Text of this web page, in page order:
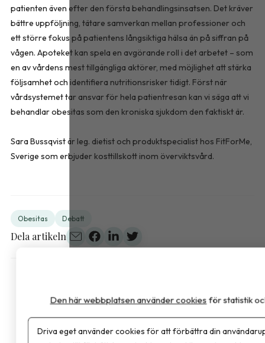
patienten även efter den första behandlingsinsatsen. Det kräver
bättre uppföljning, tätare samverkan mellan professioner och
ett större fokus på patientens långsiktiga hälsa än på siffran på
vågen. Apoteket kan spela en avgörande roll i det arbetet – som
en av vårdens mest tillgängliga aktörer, med möjlighet att stärka
följsamhet och identifiera nutritionsrisker tidigt. Först när
vårdsystemet tar ansvar för hela patientresan kan vi säga att vi
behandlar obesitas som den kroniska sjukdom den faktiskt är.
Sara Bussqvist är leg. dietist och produktspecialist hos FitForMe,
Sverige som erbjuder kosttillskott inom överviktsvård.
Obesitas Debatt
Dela artikeln
Den här webbplatsen använder cookies för statistik
Driva eget använder cookies för att förbättra din